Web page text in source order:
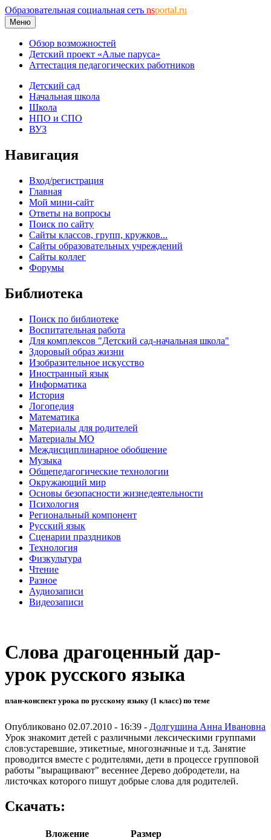
Образовательная социальная сеть nsportal.ru
Меню
Обзор возможностей
Детский проект «Алые паруса»
Аттестация педагогических работников
Детский сад
Начальная школа
Школа
НПО и СПО
ВУЗ
Навигация
Вход/регистрация
Главная
Мой мини-сайт
Ответы на вопросы
Поиск по сайту
Сайты классов, групп, кружков...
Сайты образовательных учреждений
Сайты коллег
Форумы
Библиотека
Поиск по библиотеке
Воспитательная работа
Для комплексов "Детский сад-начальная школа"
Здоровый образ жизни
Изобразительное искусство
Иностранный язык
Информатика
История
Логопедия
Математика
Материалы для родителей
Материалы МО
Междисциплинарное обобщение
Музыка
Общепедагогические технологии
Окружающий мир
Основы безопасности жизнедеятельности
Психология
Региональный компонент
Русский язык
Сценарии праздников
Технология
Физкультура
Чтение
Разное
Аудиозаписи
Видеозаписи
Слова драгоценный дар-
урок русского языка
план-конспект урока по русскому языку (1 класс) по теме
Опубликовано 02.07.2010 - 16:39 - Долгушина Анна Ивановна
Урок знакомит детей с различными лексическими группами
слов:устаревшие, этикетные, многозначные и т.д. Занятие
проводится вместе с родителями, дети в процессе групповой
работы "выращивают" весеннее Дерево добродетели, на
листочках которого пишут добрые слова для родителей.
Скачать:
Вложение
Размер